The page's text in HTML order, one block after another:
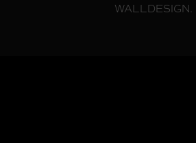
WALLDESIGN.